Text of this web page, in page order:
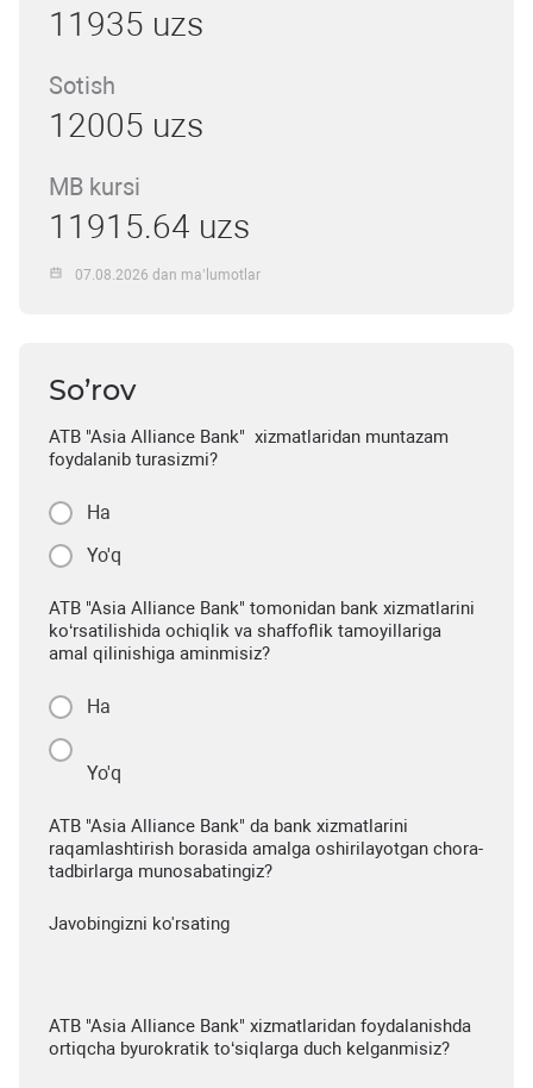
11935 uzs
Sotish
12005 uzs
MB kursi
11915.64 uzs
07.08.2026 dan ma’lumotlar
So’rov
ATB "Asia Alliance Bank" xizmatlaridan muntazam
foydalanib turasizmi?
Ha
Yo'q
ATB "Asia Alliance Bank" tomonidan bank xizmatlarini
ko‘rsatilishida ochiqlik va shaffoflik tamoyillariga
amal qilinishiga aminmisiz?
Ha
Yo'q
ATB "Asia Alliance Bank" da bank xizmatlarini
raqamlashtirish borasida amalga oshirilayotgan chora-
tadbirlarga munosabatingiz?
Javobingizni ko'rsating
ATB "Asia Alliance Bank" xizmatlaridan foydalanishda
ortiqcha byurokratik to‘siqlarga duch kelganmisiz?